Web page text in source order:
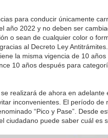
para conducir únicamente
año 2022 y no deben ser
o sean de cualquier color o
al Decreto Ley
la misma vigencia de 10
10 años después para
realizará de ahora en adelante
inconvenientes. El período de
“Pico y Pase”. Desde
ciudadano puede saber cuál es